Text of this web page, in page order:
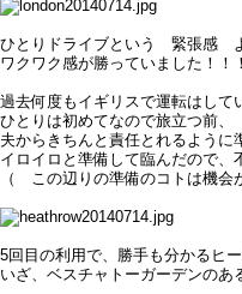
ひとりドライブという 緊張感 よ
ワクワク感が勝っていました！！！
過去何度もイギリスで運転はして
ひとりは初めてなので旅立つ前、
夫からきちんと責任とれるよう
イロイロと準備して臨んだので、
（ この辺りの準備のコトは機会
5回目の利用で、勝手も分かるヒ
いざ、ベスチャトーガーデンのあ